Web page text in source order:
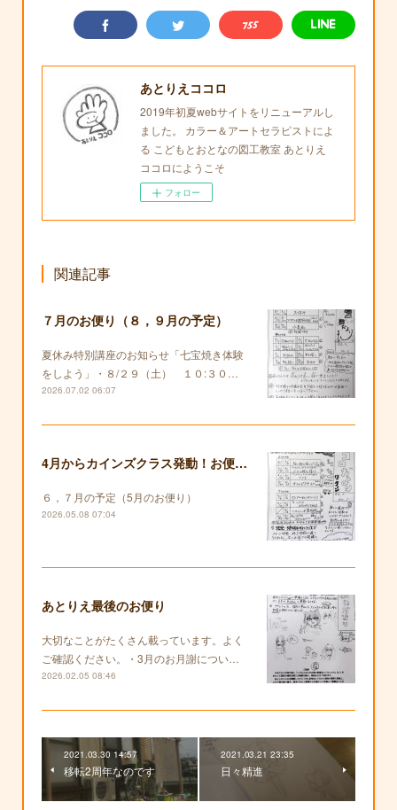
あとりえココロ
2019年初夏webサイトをリニューアルし
ました。 カラー＆アートセラピストによ
る こどもとおとなの図工教室 あとりえ
ココロにようこそ
フォロー
関連記事
７月のお便り（８，９月の予定）
夏休み特別講座のお知らせ「七宝焼き体験
をしよう」・８/２９（土） １０:３０…
2026.07.02 06:07
4月からカインズクラス発動！お便りも復活します！
６，７月の予定（5月のお便り）
2026.05.08 07:04
あとりえ最後のお便り
大切なことがたくさん載っています。よく
ご確認ください。・3月のお月謝につい…
2026.02.05 08:46
2021.03.30 14:57
移転2周年なのです
2021.03.21 23:35
日々精進